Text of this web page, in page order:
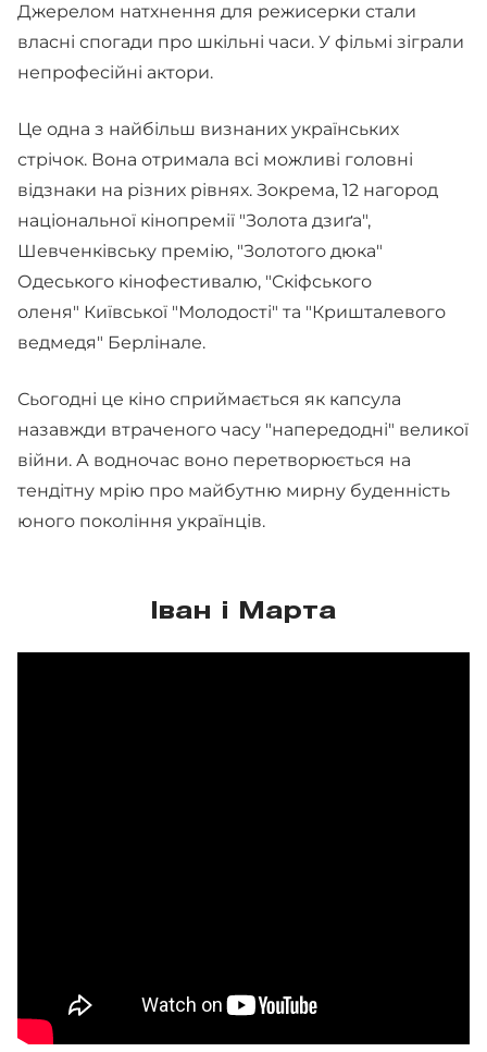
Джерелом натхнення для режисерки стали
власні спогади про шкільні часи. У фільмі зіграли
непрофесійні актори.
Це одна з найбільш визнаних українських
стрічок. Вона отримала всі можливі головні
відзнаки на різних рівнях. Зокрема, 12 нагород
національної кінопремії "Золота дзиґа",
Шевченківську премію, "Золотого дюка"
Одеського кінофестивалю, "Скіфського
оленя" Київської "Молодості" та "Кришталевого
ведмедя" Берлінале.
Сьогодні це кіно сприймається як капсула
назавжди втраченого часу "напередодні" великої
війни. А водночас воно перетворюється на
тендітну мрію про майбутню мирну буденність
юного покоління українців.
Іван і Марта